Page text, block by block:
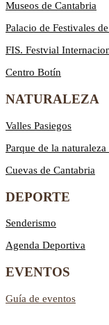
Museos de Cantabria
Palacio de Festivales
FIS. Festvial
Centro Botín
NATURALEZA
Valles Pasiegos
Parque de la
Cuevas de Cantabria
DEPORTE
Senderismo
Agenda Deportiva
EVENTOS
Guía de eventos